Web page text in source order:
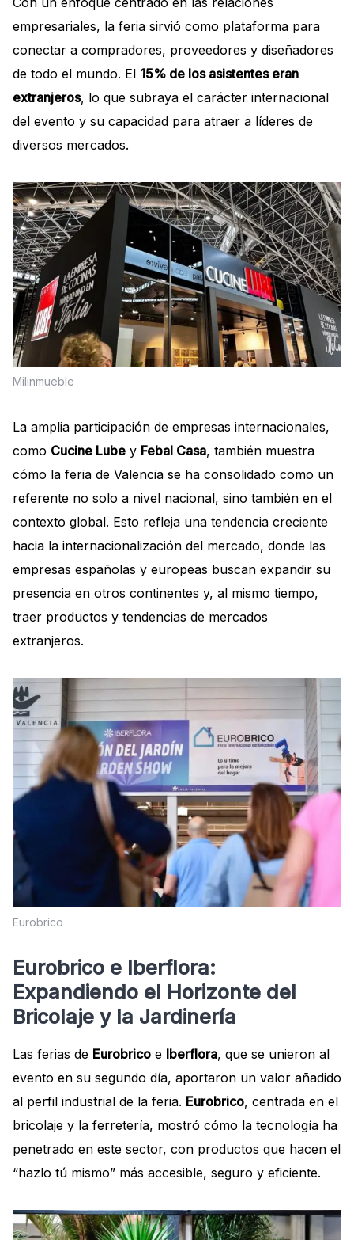
empresariales, la feria sirvió como plataforma para
conectar a compradores, proveedores y diseñadores
de todo el mundo. El 15% de los asistentes eran
extranjeros, lo que subraya el carácter internacional
del evento y su capacidad para atraer a líderes de
diversos mercados.
Milinmueble
La amplia participación de empresas internacionales,
como Cucine Lube y Febal Casa, también muestra
cómo la feria de Valencia se ha consolidado como un
referente no solo a nivel nacional, sino también en el
contexto global. Esto refleja una tendencia creciente
hacia la internacionalización del mercado, donde las
empresas españolas y europeas buscan expandir su
presencia en otros continentes y, al mismo tiempo,
traer productos y tendencias de mercados
extranjeros.
Eurobrico
Eurobrico e Iberflora:
Expandiendo el Horizonte del
Bricolaje y la Jardinería
Las ferias de Eurobrico e Iberflora, que se unieron al
evento en su segundo día, aportaron un valor añadido
al perfil industrial de la feria. Eurobrico, centrada en el
bricolaje y la ferretería, mostró cómo la tecnología ha
penetrado en este sector, con productos que hacen el
“hazlo tú mismo” más accesible, seguro y eficiente.